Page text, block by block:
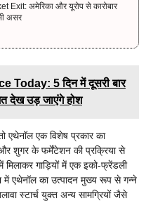
Exit: अमेरिका और यूरोप से कारोबार
असर
Today: 5 दिन में दूसरी बार
देख उड़ जाएंगे होश
एथेनॉल एक विशेष प्रकार का
शुगर के फर्मेंटेशन की प्रक्रिया से
मिलाकर गाड़ियों में एक इको-फ्रेंडली
एथेनॉल का उत्पादन मुख्य रूप से गन्ने
स्टार्च युक्त अन्य सामग्रियों जैसे